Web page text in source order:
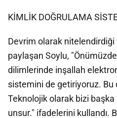
KİMLİK DOĞRULAMA
Devrim olarak
paylaşan Soylu,
dilimlerinde inşallah
sistemini de getiriyoruz. Bu
Teknolojik olarak bizi
unsur." ifadelerini kullandı.